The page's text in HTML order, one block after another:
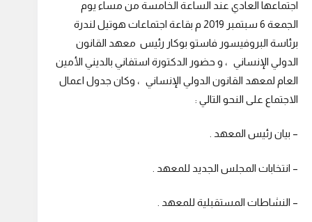
اجتماعها العادي عند الساعة الخامسة من مساء يوم
الجمعة 6 سبتمبر 2019 م بقاعة اجتماعات هوتيل لندرة
برئاسة البروفيسور فاستو بوكار رئيس معهد القانون
الدولي الإنساني ، و حضور الدكتورة استفاني بالديني الأمين
العام لمعهد القانون الدولي الإنساني ، وكان جدول اعمال
الاجتماع على النحو التالي :
– بيان رئيس المعهد .
– انتخابات المجلس الجديد للمعهد .
– النشاطات المستقبلية للمعهد .